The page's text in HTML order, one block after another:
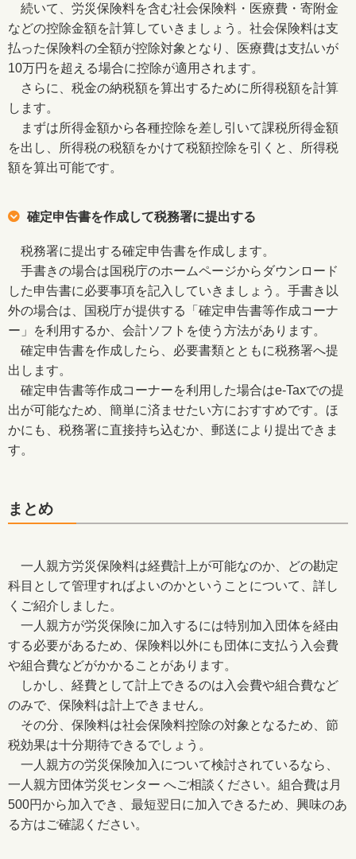
続いて、労災保険料を含む社会保険料・医療費・寄附金
などの控除金額を計算していきましょう。社会保険料は支
払った保険料の全額が控除対象となり、医療費は支払いが
10万円を超える場合に控除が適用されます。
さらに、税金の納税額を算出するために所得税額を計算
します。
まずは所得金額から各種控除を差し引いて課税所得金額
を出し、所得税の税額をかけて税額控除を引くと、所得税
額を算出可能です。
確定申告書を作成して税務署に提出する
税務署に提出する確定申告書を作成します。
手書きの場合は国税庁のホームページからダウンロード
した申告書に必要事項を記入していきましょう。手書き以
外の場合は、国税庁が提供する「確定申告書等作成コーナ
ー」を利用するか、会計ソフトを使う方法があります。
確定申告書を作成したら、必要書類とともに税務署へ提
出します。
確定申告書等作成コーナーを利用した場合はe-Taxでの提
出が可能なため、簡単に済ませたい方におすすめです。ほ
かにも、税務署に直接持ち込むか、郵送により提出できま
す。
まとめ
一人親方労災保険料は経費計上が可能なのか、どの勘定
科目として管理すればよいのかということについて、詳し
くご紹介しました。
一人親方が労災保険に加入するには特別加入団体を経由
する必要があるため、保険料以外にも団体に支払う入会費
や組合費などがかかることがあります。
しかし、経費として計上できるのは入会費や組合費など
のみで、保険料は計上できません。
その分、保険料は社会保険料控除の対象となるため、節
税効果は十分期待できるでしょう。
一人親方の労災保険加入について検討されているなら、
一人親方団体労災センター へご相談ください。組合費は月
500円から加入でき、最短翌日に加入できるため、興味のあ
る方はご確認ください。